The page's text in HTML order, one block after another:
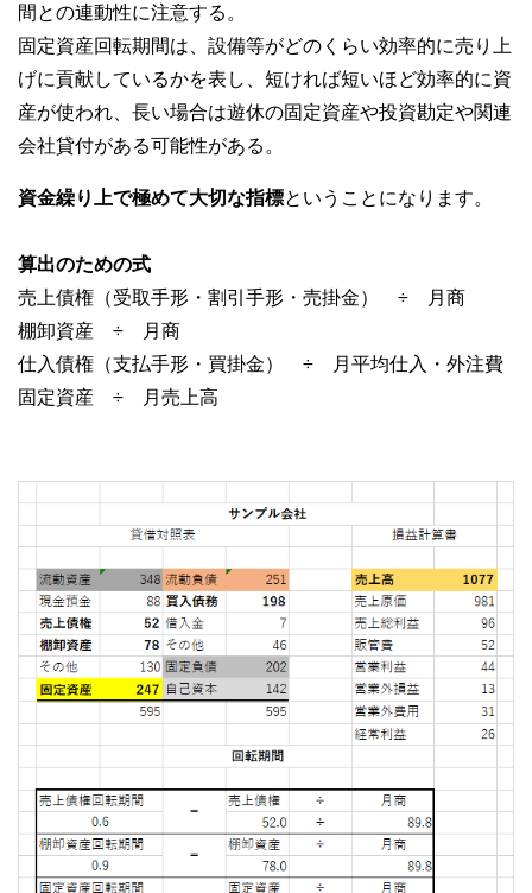
間との連動性に注意する。
固定資産回転期間は、設備等がどのくらい効率的に売り上
げに貢献しているかを表し、短ければ短いほど効率的に資
産が使われ、長い場合は遊休の固定資産や投資勘定や関連
会社貸付がある可能性がある。
資金繰り上で極めて大切な指標ということになります。
算出のための式
売上債権（受取手形・割引手形・売掛金） ÷ 月商
棚卸資産 ÷ 月商
仕入債権（支払手形・買掛金） ÷ 月平均仕入・外注費
固定資産 ÷ 月売上高